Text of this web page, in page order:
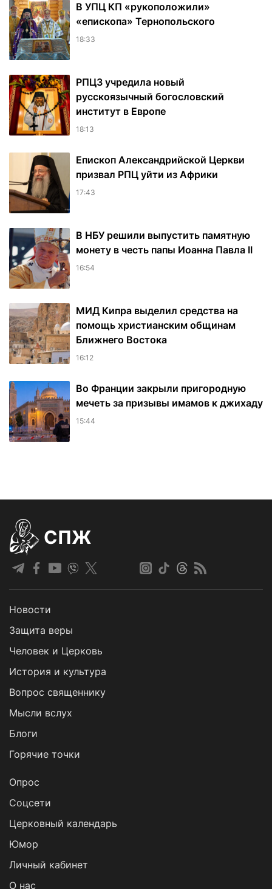
В УПЦ КП «рукоположили»
«епископа» Тернопольского
18:33
РПЦЗ учредила новый
русскоязычный богословский
институт в Европе
18:13
Епископ Александрийской Церкви
призвал РПЦ уйти из Африки
17:43
В НБУ решили выпустить памятную
монету в честь папы Иоанна Павла II
16:54
МИД Кипра выделил средства на
помощь христианским общинам
Ближнего Востока
16:12
Во Франции закрыли пригородную
мечеть за призывы имамов к джихаду
15:44
СПЖ
Новости
Защита веры
Человек и Церковь
История и культура
Вопрос священнику
Мысли вслух
Блоги
Горячие точки
Опрос
Cоцсети
Церковный календарь
Юмор
Личный кабинет
О нас